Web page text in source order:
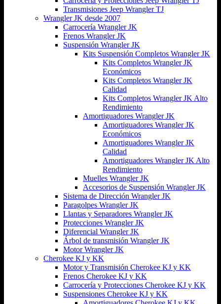
Transmisiones Jeep Wrangler TJ
Wrangler JK desde 2007
Carrocería Wrangler JK
Frenos Wrangler JK
Suspensión Wrangler JK
Kits Suspensión Completos Wrangler JK
Kits Completos Wrangler JK
Económicos
Kits Completos Wrangler JK
Calidad
Kits Completos Wrangler JK Alto
Rendimiento
Amortiguadores Wrangler JK
Amortiguadores Wrangler JK
Económicos
Amortiguadores Wrangler JK
Calidad
Amortiguadores Wrangler JK Alto
Rendimiento
Muelles Wrangler JK
Accesorios de Suspensión Wrangler JK
Sistema de Dirección Wrangler JK
Paragolpes Wrangler JK
Llantas y Separadores Wrangler JK
Protecciones Wrangler JK
Diferencial Wrangler JK
Árbol de transmisión Wrangler JK
Motor Wrangler JK
Cherokee KJ y KK
Motor y Transmisión Cherokee KJ y KK
Frenos Cherokee KJ y KK
Carrocería y Protecciones Cherokee KJ y KK
Suspensiones Cherokee KJ y KK